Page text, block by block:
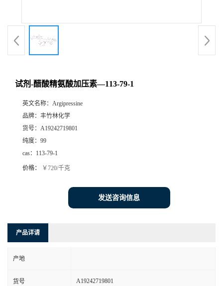
试剂-醋酸精氨酸加压素—113-79-1
英文名称： Argipressine
品牌： 丰竹林化学
货号： A19242719801
纯度： 99
cas： 113-79-1
价格： ￥720/千克
发送咨询信息
产品详请
产地
货号 A19242719801